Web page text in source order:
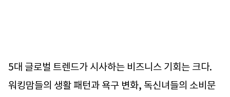
5대 글로벌 트렌드가 시사하는 비즈니스 기회는 크다.
워킹맘들의 생활 패턴과 욕구 변화, 독신녀들의 소비문